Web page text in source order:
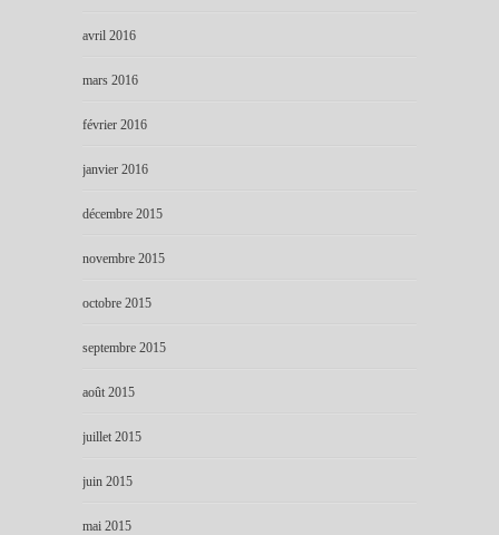
avril 2016
mars 2016
février 2016
janvier 2016
décembre 2015
novembre 2015
octobre 2015
septembre 2015
août 2015
juillet 2015
juin 2015
mai 2015